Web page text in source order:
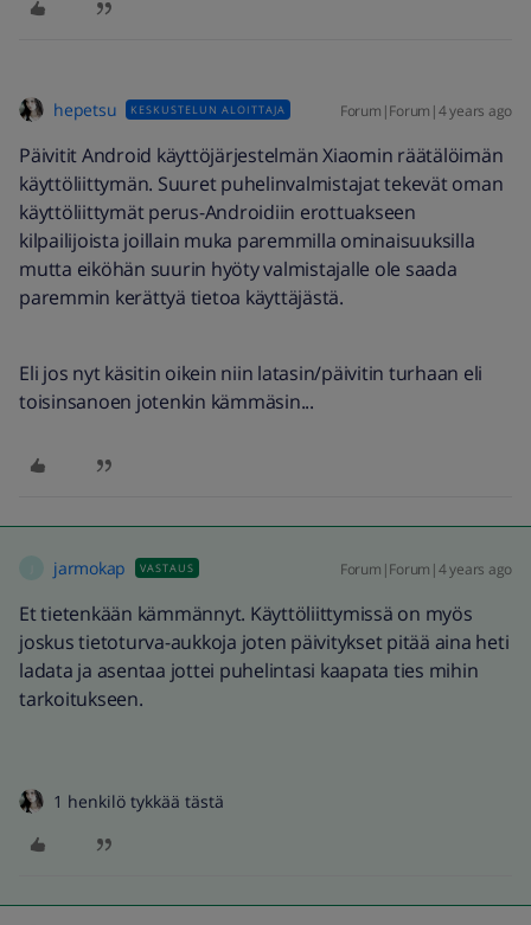
hepetsu KESKUSTELUN ALOITTAJA Forum|Forum|4 years ago
Päivitit Android käyttöjärjestelmän Xiaomin räätälöimän
käyttöliittymän. Suuret puhelinvalmistajat tekevät oman
käyttöliittymät perus-Androidiin erottuakseen
kilpailijoista joillain muka paremmilla ominaisuuksilla
mutta eiköhän suurin hyöty valmistajalle ole saada
paremmin kerättyä tietoa käyttäjästä.
Eli jos nyt käsitin oikein niin latasin/päivitin turhaan eli
toisinsanoen jotenkin kämmäsin...
jarmokap VASTAUS Forum|Forum|4 years ago
Et tietenkään kämmännyt. Käyttöliittymissä on myös
joskus tietoturva-aukkoja joten päivitykset pitää aina heti
ladata ja asentaa jottei puhelintasi kaapata ties mihin
tarkoitukseen.
1 henkilö tykkää tästä